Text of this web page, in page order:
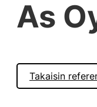
As
Takaisin